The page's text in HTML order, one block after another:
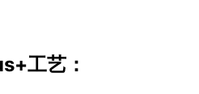
工艺：